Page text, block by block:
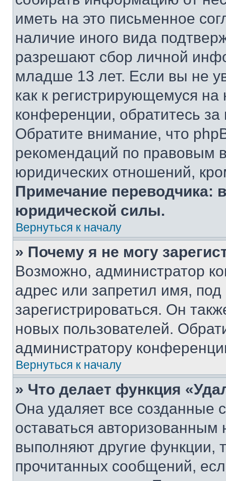
иметь на это письменное
наличие иного вида
разрешают сбор личной
младше 13 лет. Если вы не
как к регистрирующемуся
конференции, обратитесь
Обратите внимание, что
рекомендаций по правовым
юридических отношений,
Примечание переводчика:
юридической силы.
Вернуться к началу
» Почему я не могу
Возможно, администратор
адрес или запретил имя,
зарегистрироваться. Он
новых пользователей.
администратору
Вернуться к началу
» Что делает функция
Она удаляет все созданные
оставаться
выполняют другие функции,
прочитанных сообщений,